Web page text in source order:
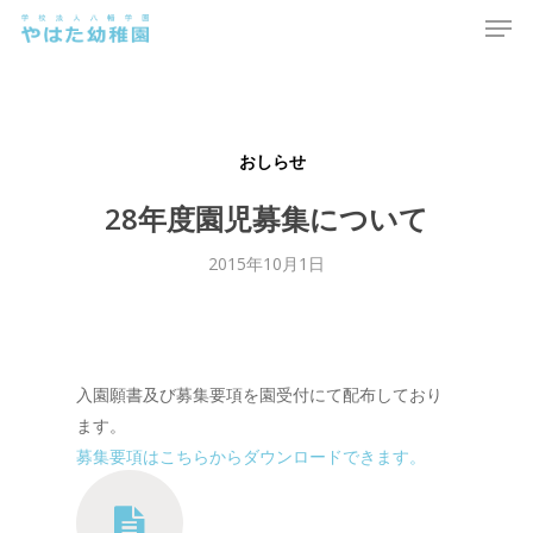
Skip
おしらせ
28年度園児募集について
2015年10月1日
入園願書及び募集要項を園受付にて配布しており
ます。
募集要項はこちらからダウンロードできます。